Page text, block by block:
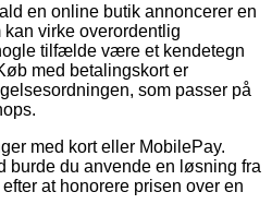
en online butik annoncerer en
virke overordentlig
tilfælde være et kendetegn
med betalingskort er
som passer på
med kort eller MobilePay.
burde du anvende en løsning fra
at honorere prisen over en